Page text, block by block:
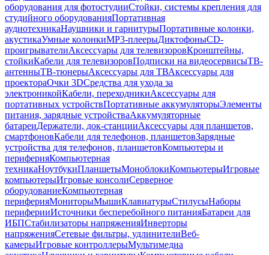
оборудования для фотостудииСтойки, системы крепления для
студийного оборудованияПортативная
аудиотехникаНаушники и гарнитурыПортативные колонки,
акустикаУмные колонкиMP3-плеерыДиктофоныCD-
проигрывателиАксессуары для телевизоровКронштейны,
стойкиКабели для телевизоровПодписки на видеосервисыТВ-
антенныТВ-тюнерыАксессуары для ТВАксессуары для
проектораОчки 3DСредства для ухода за
электроникойКабели, переходникиАксессуары для
портативных устройствПортативные аккумуляторыЭлементы
питания, зарядные устройстваАккумуляторные
батареиДержатели, док-станцииАксессуары для планшетов,
смартфоновКабели для телефонов, планшетовЗарядные
устройства для телефонов, планшетовКомпьютеры и
периферияКомпьютерная
техникаНоутбукиПланшетыМоноблокиКомпьютерыИгровые
компьютерыИгровые консолиСерверное
оборудованиеКомпьютерная
периферияМониторыМышиКлавиатурыСтилусыНаборы
периферииИсточники бесперебойного питанияБатареи для
ИБПСтабилизаторы напряженияИнверторы
напряженияСетевые фильтры, удлинителиВеб-
камерыИгровые контроллерыМультимедиа